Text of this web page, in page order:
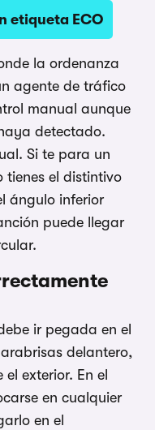
etiqueta ECO
la ordenanza
agente de tráfico
manual aunque
detectado.
Si te para un
tienes el distintivo
ángulo inferior
puede llegar
ir pegada en el
delantero,
exterior. En el
en cualquier
en el